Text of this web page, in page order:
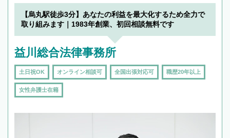
【烏丸駅徒歩3分】あなたの利益を最大化するため全力で
取り組みます｜1983年創業、初回相談無料です
益川総合法律事務所
土日祝OK オンライン相談可 全国出張対応可 職歴20年以上
女性弁護士在籍